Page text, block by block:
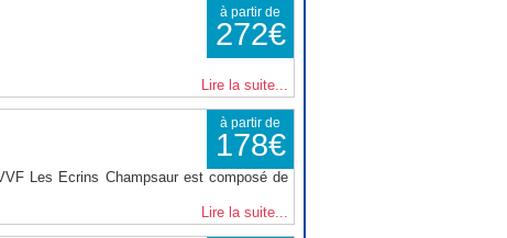
à partir de
272€
Lire la suite...
à partir de
178€
Les Ecrins Champsaur est composé de
Lire la suite...